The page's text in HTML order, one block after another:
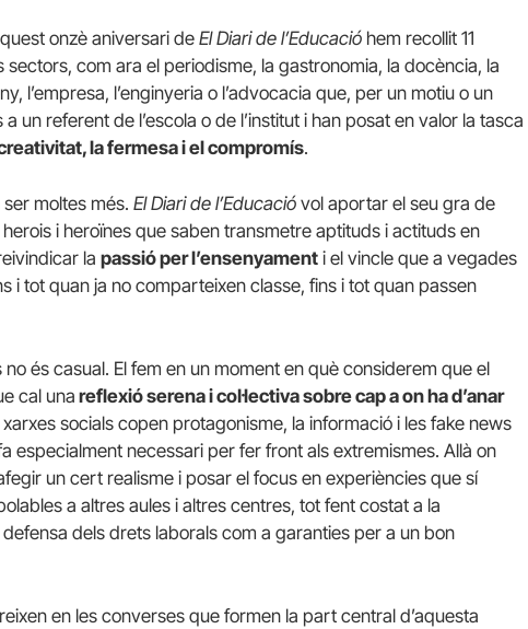
onzè aniversari de El Diari de l’Educació hem recollit 11
com ara el periodisme, la gastronomia, la docència, la
l’empresa, l’enginyeria o l’advocacia que, per un motiu o un
un referent de l’escola o de l’institut i han posat en valor la tasca
la fermesa i el compromís.
moltes més. El Diari de l’Educació vol aportar el seu gra de
i heroïnes que saben transmetre aptituds i actituds en
la passió per l’ensenyament i el vincle que a vegades
i tot quan ja no comparteixen classe, fins i tot quan passen
és casual. El fem en un moment en què considerem que el
cal una reflexió serena i col·lectiva sobre cap a on ha d’anar
socials copen protagonisme, la informació i les fake news
especialment necessari per fer front als extremismes. Allà on
un cert realisme i posar el focus en experiències que sí
a altres aules i altres centres, tot fent costat a la
defensa dels drets laborals com a garanties per a un bon
en les converses que formen la part central d’aquesta